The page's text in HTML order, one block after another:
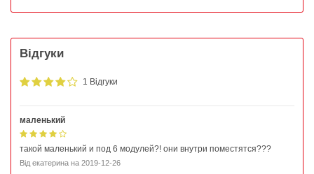
Відгуки
1 Відгуки
маленький
такой маленький и под 6 модулей?! они внутри поместятся???
Від екатерина на 2019-12-26